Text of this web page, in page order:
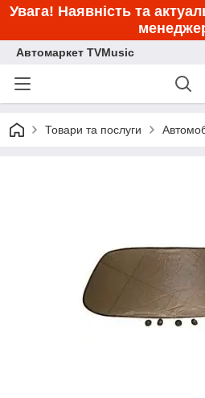
Увага! Наявність та
Автомаркет TVMusic
Товари та послуги